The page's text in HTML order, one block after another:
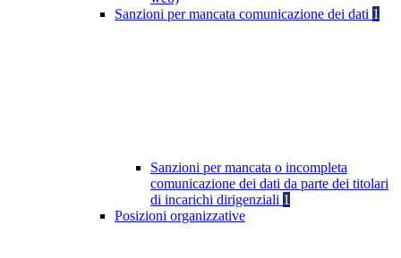
Sanzioni per mancata comunicazione dei dati 1
Sanzioni per mancata o incompleta
comunicazione dei dati da parte dei titolari
di incarichi dirigenziali 1
Posizioni organizzative